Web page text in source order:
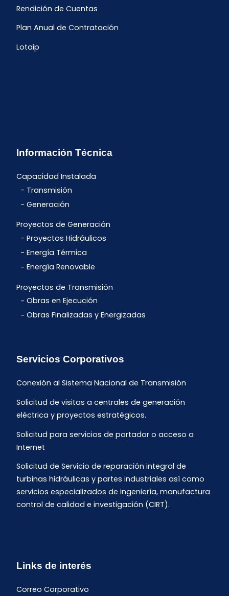
Rendición de Cuentas
Plan Anual de Contratación
Lotaip
Información Técnica
Capacidad Instalada
Transmisión
Generación
Proyectos de Generación
Proyectos Hidráulicos
Energía Térmica
Energía Renovable
Proyectos de Transmisión
Obras en Ejecución
Obras Finalizadas y Energizadas
Servicios Corporativos
Conexión al Sistema Nacional de Transmisión
Solicitud de visitas a centrales de generación
eléctrica y proyectos estratégicos.
Solicitud para servicios de portador o acceso a
Internet
Solicitud de Servicio de reparación integral de
turbinas hidráulicas y partes industriales así como
servicios especializados de ingeniería, manufactura
control de calidad e investigación (CIRT).
Links de interés
Correo Corporativo